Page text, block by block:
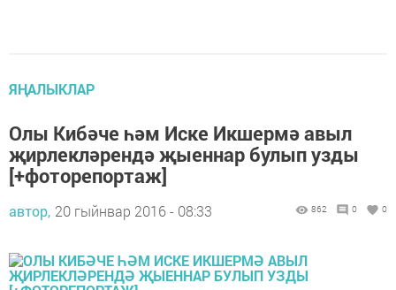
ЯҢАЛЫКЛАР
Олы Кибәче һәм Иске Икшермә авыл
җирлекләрендә җыеннар булып узды
[+фоторепортаж]
автор, 20 гыйнвар 2016 - 08:33 862 0 0